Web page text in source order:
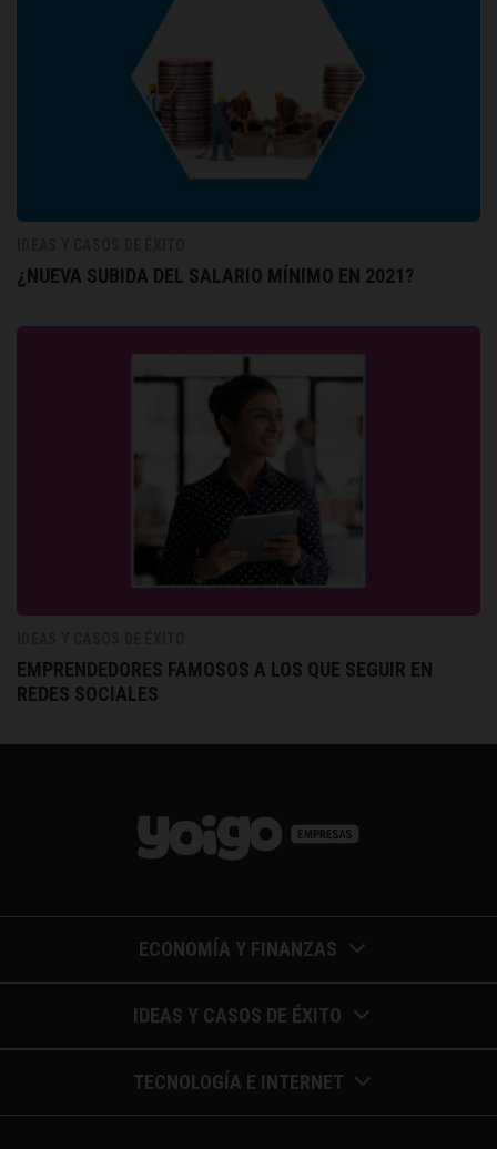
¿NUEVA SUBIDA DEL SALARIO MÍNIMO EN 2021?
EMPRENDEDORES FAMOSOS A LOS QUE SEGUIR EN
REDES SOCIALES
ECONOMÍA Y FINANZAS
Barómetros de sueldos
Economía colaborativa
IDEAS Y CASOS DE ÉXITO
Calendario de eventos
Casos de éxito
TECNOLOGÍA E INTERNET